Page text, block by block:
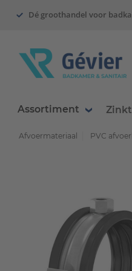
Dé groothandel voor
Assortiment
Afvoermateriaal PVC